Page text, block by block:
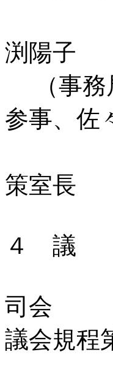
高橋
（事務
参事、佐
佐々
策室長
４ 議
司会 ：
議会規程
長と